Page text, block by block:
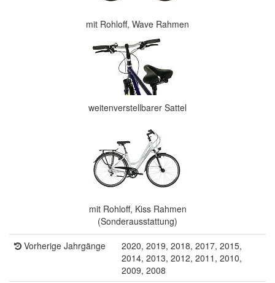
mit Rohloff, Wave Rahmen
weitenverstellbarer Sattel
mit Rohloff, Kiss Rahmen
(Sonderausstattung)
Vorherige Jahrgänge
2020, 2019, 2018, 2017, 2015,
2014, 2013, 2012, 2011, 2010,
2009, 2008